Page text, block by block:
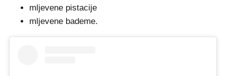
mljevene pistacije
mljevene bademe.